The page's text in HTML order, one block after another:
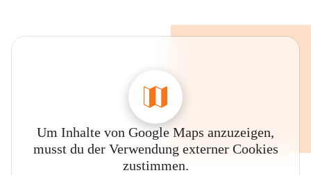
Um Inhalte von Google Maps anzuzeigen,
musst du der Verwendung externer Cookies
zustimmen.